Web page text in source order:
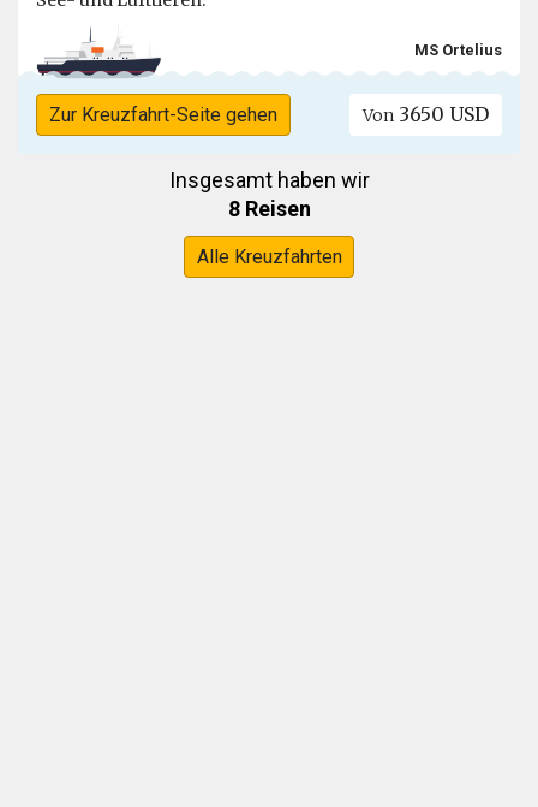
MS Ortelius
Zur Kreuzfahrt-Seite gehen Von 3650 USD
Insgesamt haben wir
8 Reisen
Alle Kreuzfahrten